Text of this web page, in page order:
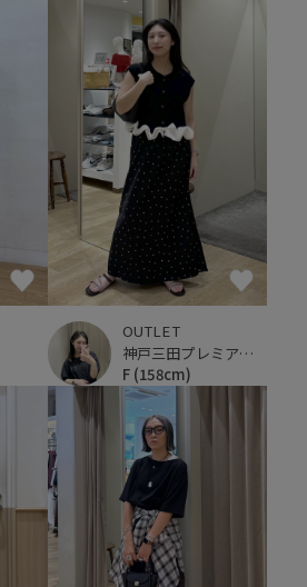
OUTLET
神戸三田プレミアム・アウトレット
F (158cm)